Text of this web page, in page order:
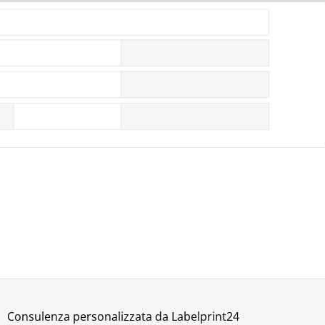
Consulenza personalizzata da Labelprint24